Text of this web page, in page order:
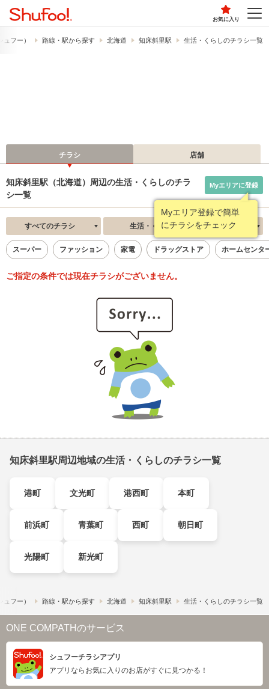
お気に入り
フー） 路線・駅から探す 北海道 知床斜里駅 生活・くらしのチラシ一覧
チラシ 店舗
知床斜里駅（北海道）周辺の生活・くらしのチラ
シ一覧
Myエリア登録で簡単
にチラシをチェック
Myエリアに登録
すべてのチラシ 生活・くらし 新着順
スーパー ファッション 家電 ドラッグストア ホームセンタ
ご指定の条件では現在チラシがございません。
知床斜里駅周辺地域の生活・くらしのチラシ一覧
港町 文光町 港西町 本町
前浜町 青葉町 西町 朝日町
光陽町 新光町
フー） 路線・駅から探す 北海道 知床斜里駅 生活・くらしのチラシ一覧
ONE COMPATHのサービス
シュフーチラシアプリ
アプリならお気に入りのお店がすぐに見つかる！